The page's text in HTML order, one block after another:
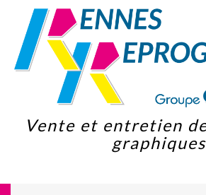
Vente et entretien
graphiques